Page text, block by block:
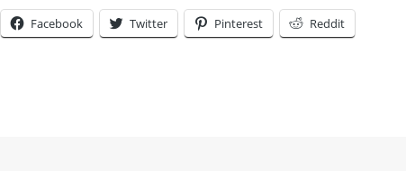
Facebook Twitter Pinterest Reddit